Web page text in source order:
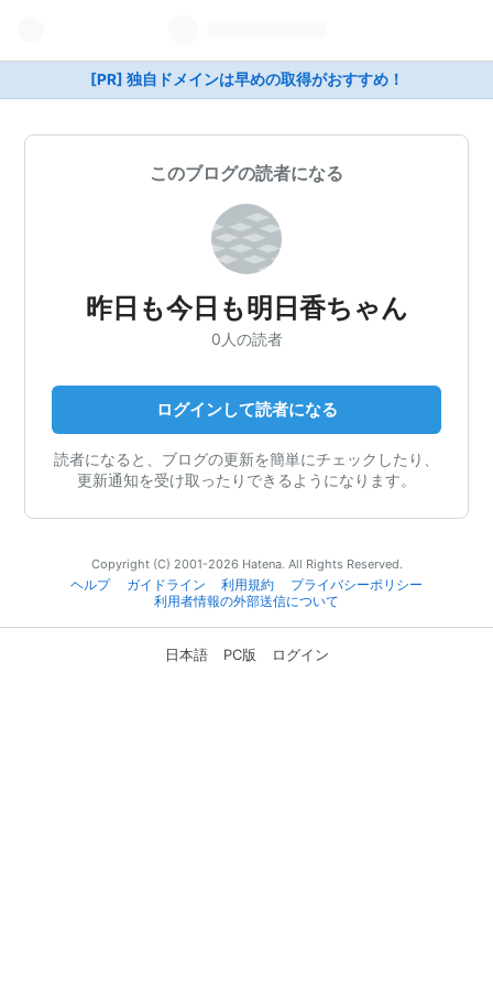
[PR] 独自ドメインは早めの取得がおすすめ！
このブログの読者になる
昨日も今日も明日香ちゃん
0人の読者
ログインして読者になる
読者になると、ブログの更新を簡単にチェックしたり、
更新通知を受け取ったりできるようになります。
Copyright (C) 2001-2026 Hatena. All Rights Reserved.
ヘルプ
ガイドライン 利用規約
プライバシーポリシー
利用者情報の外部送信について
日本語 PC版 ログイン